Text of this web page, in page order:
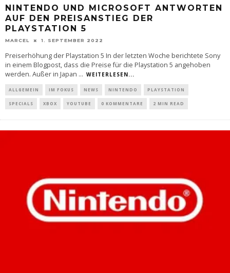
NINTENDO UND MICROSOFT ANTWORTEN
AUF DEN PREISANSTIEG DER
PLAYSTATION 5
MARCEL 1. SEPTEMBER 2022
Preiserhöhung der Playstation 5 In der letzten Woche berichtete Sony
in einem Blogpost, dass die Preise für die Playstation 5 angehoben
werden. Außer in Japan ... WEITERLESEN...
ALLGEMEIN IM FOKUS NEWS NINTENDO PLAYSTATION
SPECIALS XBOX YOUTUBE 0 KOMMENTARE 2 MIN READ